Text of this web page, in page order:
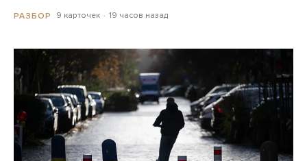
РАЗБОР 9 карточек 19 часов назад